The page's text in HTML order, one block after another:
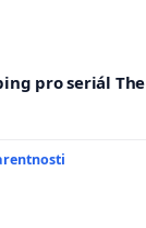
pro seriál The